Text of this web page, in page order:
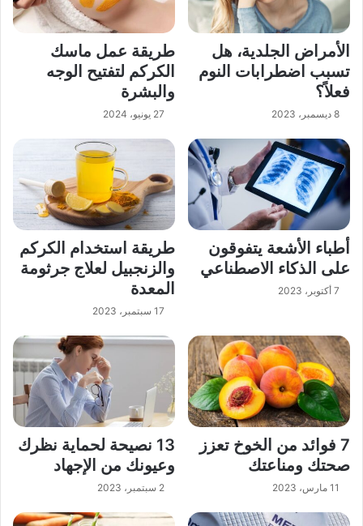
الأمراض الجلدية، هل
تسبب اضطرابات النوم
فعلاً؟
8 ديسمبر، 2023
طريقة عمل ماسك
الكركم لتفتيح الوجه
والبشرة
27 يونيو، 2024
أطباء الأشعة يتفوقون
على الذكاء الاصطناعي
7 أكتوبر، 2023
طريقة استخدام الكركم
والزنجبيل لعلاج جرثومة
المعدة
17 سبتمبر، 2023
7 فوائد من الخوخ تعزز
صحتك ومناعتك
11 مارس، 2023
13 نصيحة لحماية نظرك
وعيونك من الإجهاد
2 سبتمبر، 2023